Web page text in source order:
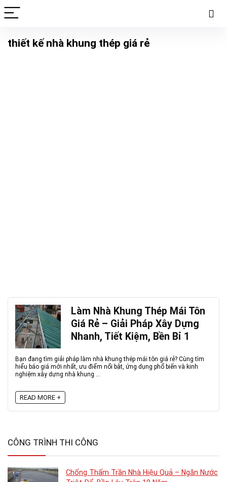
thiết kế nhà khung thép giá rẻ
Làm Nhà Khung Thép Mái Tôn
Giá Rẻ – Giải Pháp Xây Dựng
Nhanh, Tiết Kiệm, Bền Bỉ 1
Bạn đang tìm giải pháp làm nhà khung thép mái tôn giá rẻ? Cùng tìm
hiểu báo giá mới nhất, ưu điểm nổi bật, ứng dụng phổ biến và kinh
nghiệm xây dựng nhà khung ...
READ MORE +
CÔNG TRÌNH THI CÔNG
Chống Thấm Trần Nhà Hiệu Quả – Ngăn Nước